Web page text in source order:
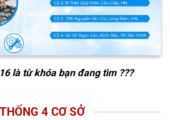
là từ khóa bạn đang tìm ???
4 CƠ SỞ